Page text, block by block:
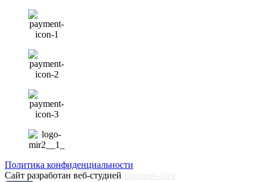
Политика конфиденциальности
Сайт разработан веб-студией